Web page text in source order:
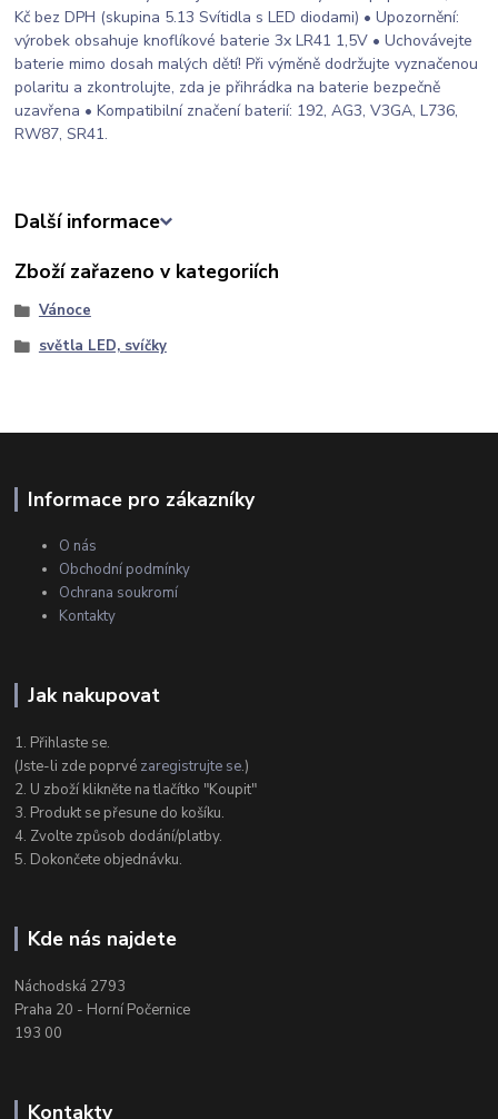
Kč bez DPH (skupina 5.13 Svítidla s LED diodami) • Upozornění:
výrobek obsahuje knoflíkové baterie 3x LR41 1,5V • Uchovávejte
baterie mimo dosah malých dětí! Při výměně dodržujte vyznačenou
polaritu a zkontrolujte, zda je přihrádka na baterie bezpečně
uzavřena • Kompatibilní značení baterií: 192, AG3, V3GA, L736,
RW87, SR41.
Další informace
Zboží zařazeno v kategoriích
Vánoce
světla LED, svíčky
Informace pro zákazníky
O nás
Obchodní podmínky
Ochrana soukromí
Kontakty
Jak nakupovat
1. Přihlaste se.
(Jste-li zde poprvé zaregistrujte se.)
2. U zboží klikněte na tlačítko "Koupit"
3. Produkt se přesune do košíku.
4. Zvolte způsob dodání/platby.
5. Dokončete objednávku.
Kde nás najdete
Náchodská 2793
Praha 20 - Horní Počernice
193 00
Kontakty